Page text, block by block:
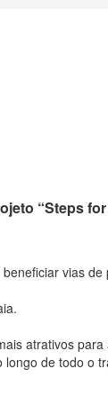
“Steps for
vias
atrativos
de todo o